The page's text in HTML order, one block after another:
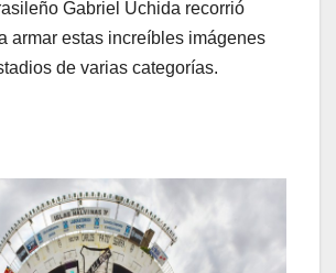
Gabriel Uchida recorrió
armar estas increíbles imágenes
de varias categorías.